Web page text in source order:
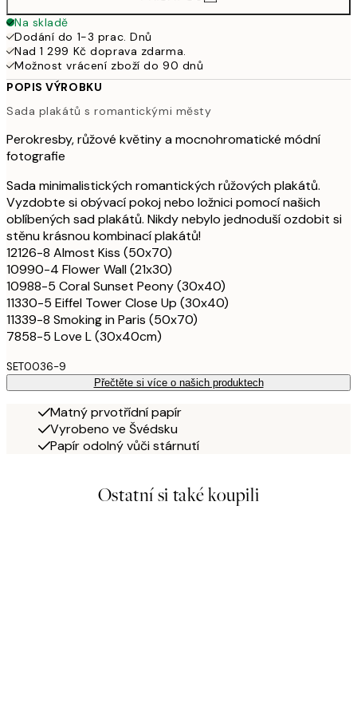
Na skladě
Dodání do 1-3 prac. Dnů
Nad 1 299 Kč doprava zdarma.
Možnost vrácení zboží do 90 dnů
POPIS VÝROBKU
Sada plakátů s romantickými městy
Perokresby, růžové květiny a mocnohromatické módní
fotografie
Sada minimalistických romantických růžových plakátů.
Vyzdobte si obývací pokoj nebo ložnici pomocí našich
oblíbených sad plakátů. Nikdy nebylo jednoduší ozdobit si
stěnu krásnou kombinací plakátů!
12126-8 Almost Kiss (50x70)
10990-4 Flower Wall (21x30)
10988-5 Coral Sunset Peony (30x40)
11330-5 Eiffel Tower Close Up (30x40)
11339-8 Smoking in Paris (50x70)
7858-5 Love L (30x40cm)
SET0036-9
Přečtěte si více o našich produktech
Matný prvotřídní papír
Vyrobeno ve Švédsku
Papír odolný vůči stárnutí
Ostatní si také koupili